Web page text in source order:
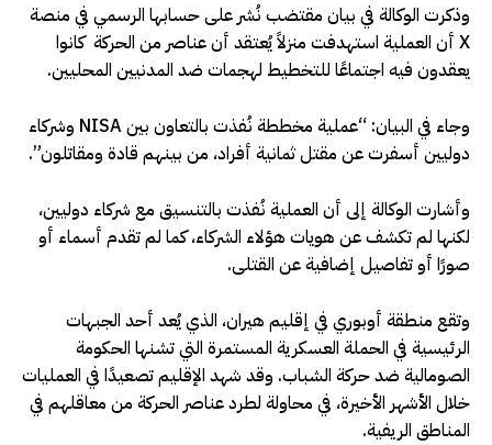
وذكرت الوكالة في بيان مقتضب نُشر على حسابها الرسمي في منصة
X أن العملية استهدفت منزلاً يُعتقد أن عناصر من الحركة كانوا
يعقدون فيه اجتماعًا للتخطيط لهجمات ضد المدنيين المحليين.
وجاء في البيان: “عملية مخططة نُفذت بالتعاون بين NISA وشركاء
دوليين أسفرت عن مقتل ثمانية أفراد، من بينهم قادة ومقاتلون”.
وأشارت الوكالة إلى أن العملية نُفذت بالتنسيق مع شركاء دوليين،
لكنها لم تكشف عن هويات هؤلاء الشركاء، كما لم تقدم أسماء أو
صورًا أو تفاصيل إضافية عن القتلى.
وتقع منطقة أوبوري في إقليم هيران، الذي يُعد أحد الجبهات
الرئيسية في الحملة العسكرية المستمرة التي تشنها الحكومة
الصومالية ضد حركة الشباب. وقد شهد الإقليم تصعيدًا في العمليات
خلال الأشهر الأخيرة، في محاولة لطرد عناصر الحركة من معاقلهم في
المناطق الريفية.